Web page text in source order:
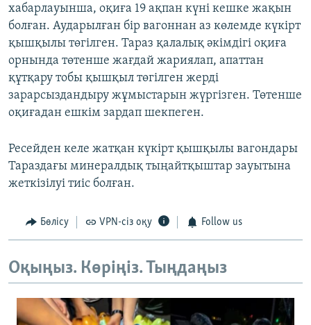
хабарлауынша, оқиға 19 ақпан күні кешке жақын
болған. Аударылған бір вагоннан аз көлемде күкірт
қышқылы төгілген. Тараз қалалық әкімдігі оқиға
орнында төтенше жағдай жариялап, апаттан
құтқару тобы қышқыл төгілген жерді
зарарсыздандыру жұмыстарын жүргізген. Төтенше
оқиғадан ешкім зардап шекпеген.
Ресейден келе жатқан күкірт қышқылы вагондары
Тараздағы минералдық тыңайтқыштар зауытына
жеткізілуі тиіс болған.
Бөлісу VPN-сіз оқу Follow us
Оқыңыз. Көріңіз. Тыңдаңыз